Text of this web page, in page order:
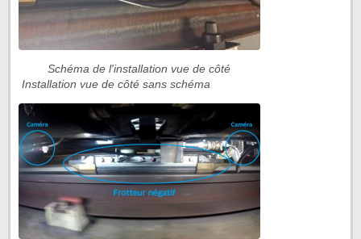
Schéma de l'installation vue de côté
Installation vue de côté sans schéma